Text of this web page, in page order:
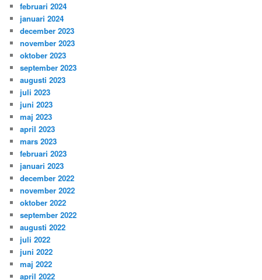
februari 2024
januari 2024
december 2023
november 2023
oktober 2023
september 2023
augusti 2023
juli 2023
juni 2023
maj 2023
april 2023
mars 2023
februari 2023
januari 2023
december 2022
november 2022
oktober 2022
september 2022
augusti 2022
juli 2022
juni 2022
maj 2022
april 2022